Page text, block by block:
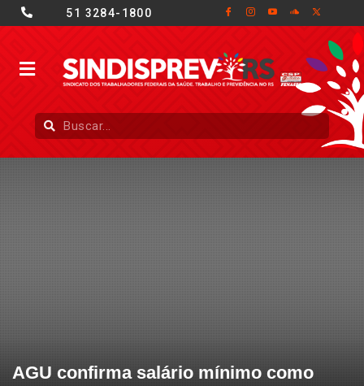
51 3284-1800
AGU confirma salário mínimo como